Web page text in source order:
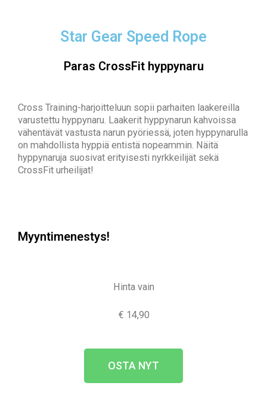
Star Gear Speed Rope
Paras CrossFit hyppynaru
Cross Training-harjoitteluun sopii parhaiten laakereilla
varustettu hyppynaru. Laakerit hyppynarun kahvoissa
vähentävät vastusta narun pyöriessä, joten hyppynarulla
on mahdollista hyppiä entistä nopeammin. Näitä
hyppynaruja suosivat erityisesti nyrkkeilijät sekä
CrossFit urheilijat!
Myyntimenestys!
Hinta vain
€ 14,90
OSTA NYT